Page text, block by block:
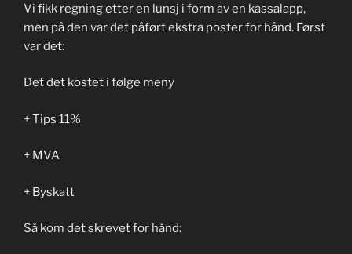
Vi fikk regning etter en lunsj i form av en kassalapp,
men på den var det påført ekstra poster for hånd. Først
var det:
Det det kostet i følge meny
+ Tips 11%
+ MVA
+ Byskatt
Så kom det skrevet for hånd: